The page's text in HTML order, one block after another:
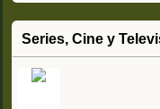
Series, Cine y